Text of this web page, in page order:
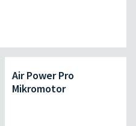
Air Power Pro
Mikromotor